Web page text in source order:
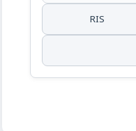
RIS